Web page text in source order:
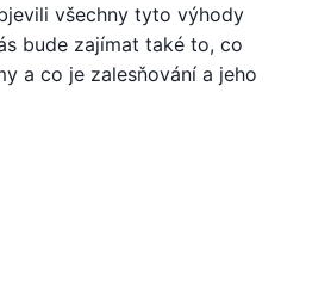
všechny tyto výhody
bude zajímat také to, co
a co je zalesňování a jeho